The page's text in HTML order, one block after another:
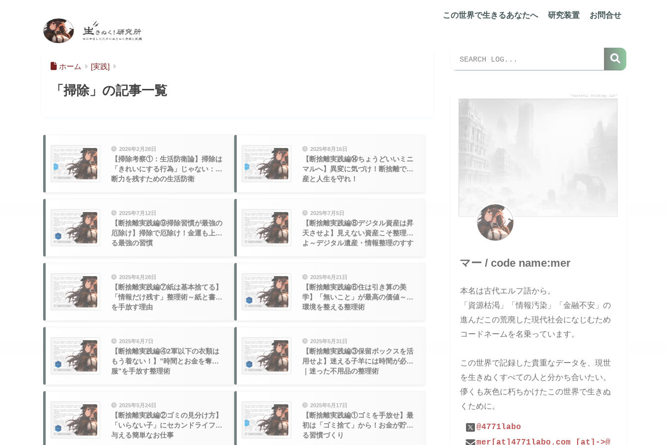
この世界で生きるあなたへ 研究装置 お問合せ
ホーム [実践]
「掃除」の記事一覧
2026年2月28日
【掃除考察①：生活防衛論】掃除は
「きれいにする行為」じゃない：判
断力を残すための生活防衛
2025年8月16日
【断捨離実践編⑭ちょうどいいミニ
マルへ】異変に気づけ！断捨離で資
産と人生を守れ！
2025年7月12日
【断捨離実践編⑨掃除習慣が最強の
厄除け】掃除で厄除け！金運も上が
る最強の習慣
2025年7月5日
【断捨離実践編⑧デジタル資産は昇
天させよ】見えない資産こそ整理せ
よ～デジタル遺産・情報整理のすす
2025年6月28日
【断捨離実践編⑦紙は基本捨てる】
「情報だけ残す」整理術～紙と書籍
を手放す理由
2025年6月21日
【断捨離実践編⑥住は引き算の美
学】「無いこと」が最高の価値～住
環境を整える整理術
2025年6月7日
【断捨離実践編④2軍以下の衣類は
もう着ない！】”時間とお金を奪う
服”を手放す整理術
2025年5月31日
【断捨離実践編③保留ボックスを活
用せよ】迷える子羊には時間が必要
｜迷った不用品の整理術
2025年5月24日
【断捨離実践編②ゴミの見分け方】
「いらない子」にセカンドライフを
与える簡単なお仕事
2025年5月17日
【断捨離実践編①ゴミを手放せ】最
初は「ゴミ捨て」から！お金が貯ま
る習慣づくり
マー / code name:mer
本名は古代エルフ語から。
「資源枯渇」「情報汚染」「金融不安」の
進んだこの荒廃した現代社会になじむため
コードネームを名乗っています。
この世界で記録した貴重なデータを、現世
を生きぬくすべての人と分かち合いたい。
儚くも灰色に朽ちかけたこの世界で生きぬ
くために。
@4771labo
mer[at]4771labo.com [at]->@